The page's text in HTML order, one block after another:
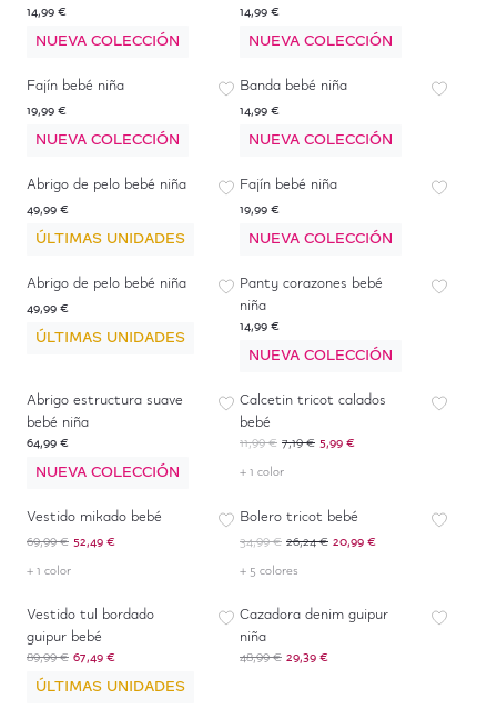
14,99 €
NUEVA COLECCIÓN
14,99 €
NUEVA COLECCIÓN
Fajín bebé niña
19,99 €
NUEVA COLECCIÓN
Banda bebé niña
14,99 €
NUEVA COLECCIÓN
Abrigo de pelo bebé niña
49,99 €
ÚLTIMAS UNIDADES
Fajín bebé niña
19,99 €
NUEVA COLECCIÓN
Abrigo de pelo bebé niña
49,99 €
ÚLTIMAS UNIDADES
Panty corazones bebé
niña
14,99 €
NUEVA COLECCIÓN
Abrigo estructura suave
bebé niña
64,99 €
NUEVA COLECCIÓN
-50%*
Calcetin tricot calados
bebé
11,99 € 7,19 € 5,99 €
+ 1 color
-25%
Vestido mikado bebé
69,99 € 52,49 €
+ 1 color
-40%
Bolero tricot bebé
34,99 € 26,24 € 20,99 €
+ 5 colores
-25%
Vestido tul bordado
guipur bebé
89,99 € 67,49 €
ÚLTIMAS UNIDADES
-40%
Cazadora denim guipur
niña
48,99 € 29,39 €
-25%